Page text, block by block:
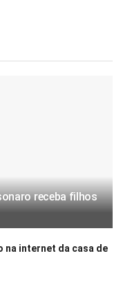
receba filhos
na internet da casa de